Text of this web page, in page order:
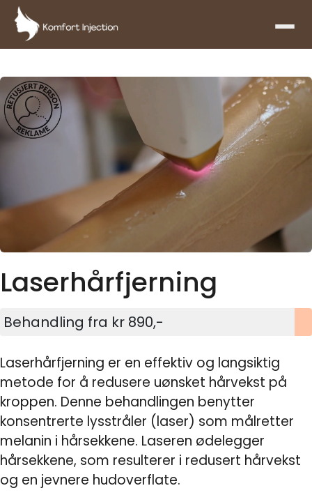
Laserhårfjerning
Behandling fra kr 890,-
Laserhårfjerning er en effektiv og langsiktig
metode for å redusere uønsket hårvekst på
kroppen. Denne behandlingen benytter
konsentrerte lysstråler (laser) som målretter
melanin i hårsekkene. Laseren ødelegger
hårsekkene, som resulterer i redusert hårvekst
og en jevnere hudoverflate.